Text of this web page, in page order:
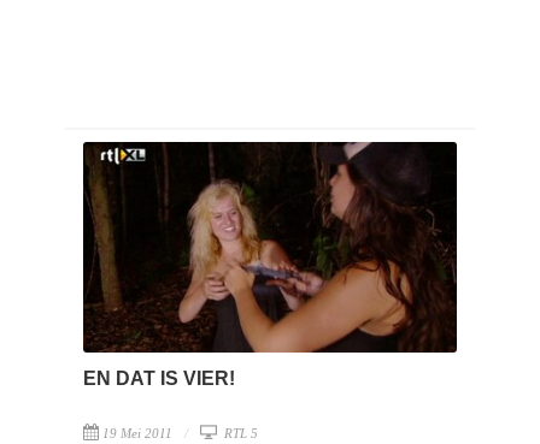
EN DAT IS VIER!
19 Mei 2011 RTL 5